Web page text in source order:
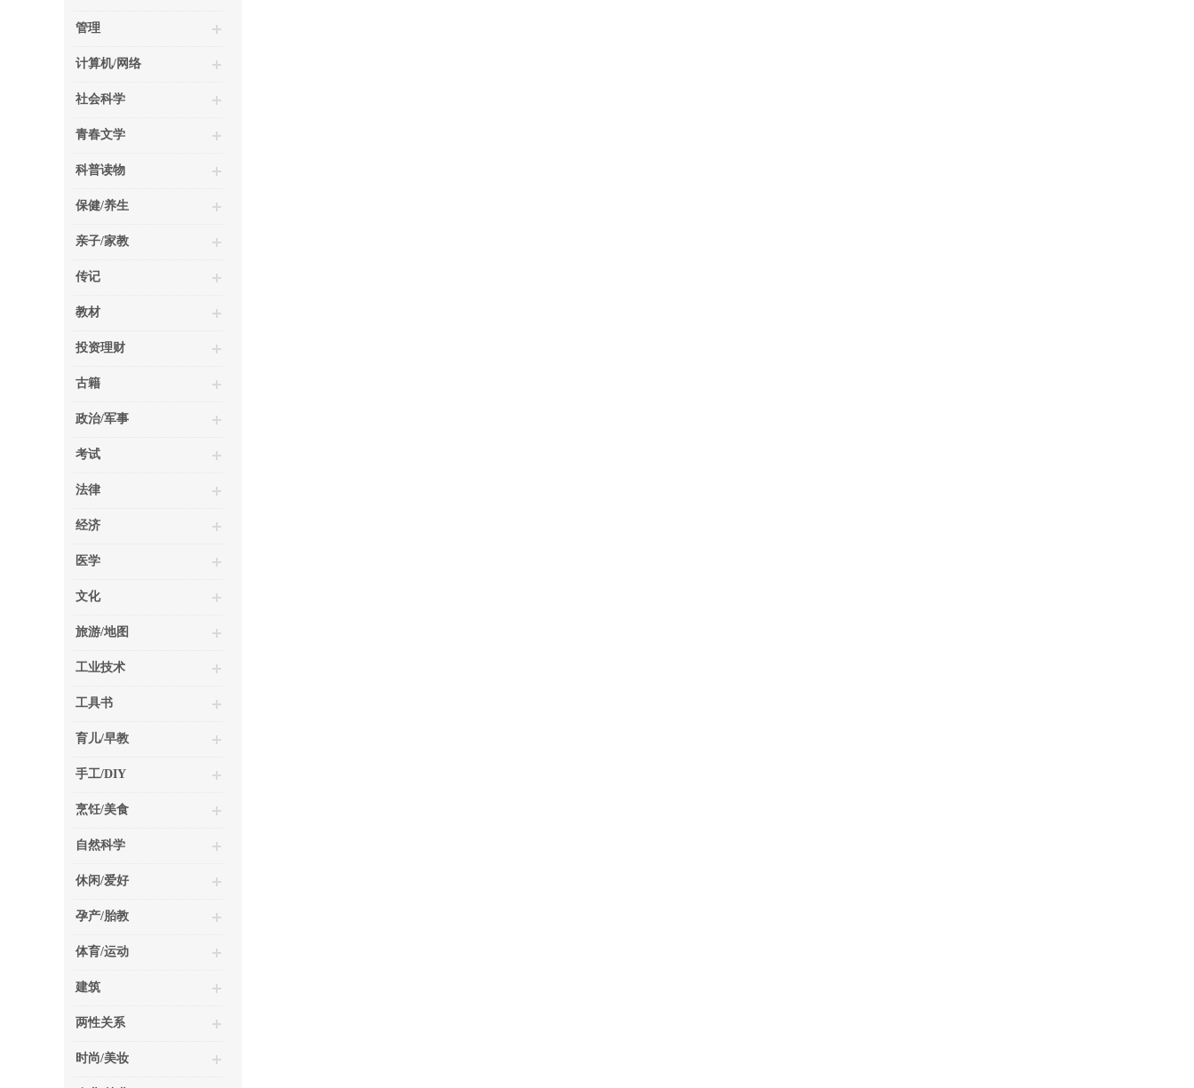
管理
计算机/网络
社会科学
青春文学
科普读物
保健/养生
亲子/家教
传记
教材
投资理财
古籍
政治/军事
考试
法律
经济
医学
文化
旅游/地图
工业技术
工具书
育儿/早教
手工/DIY
烹饪/美食
自然科学
休闲/爱好
孕产/胎教
体育/运动
建筑
两性关系
时尚/美妆